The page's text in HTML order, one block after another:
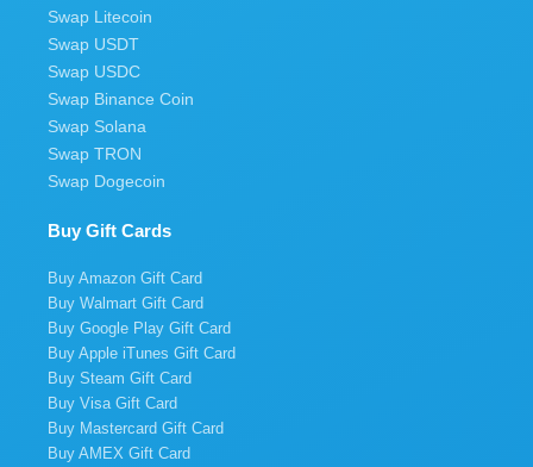
Swap Litecoin
Swap USDT
Swap USDC
Swap Binance Coin
Swap Solana
Swap TRON
Swap Dogecoin
Buy Gift Cards
Buy Amazon Gift Card
Buy Walmart Gift Card
Buy Google Play Gift Card
Buy Apple iTunes Gift Card
Buy Steam Gift Card
Buy Visa Gift Card
Buy Mastercard Gift Card
Buy AMEX Gift Card